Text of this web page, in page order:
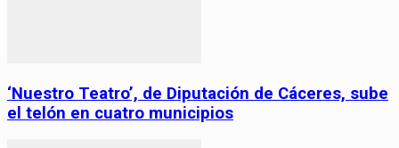
‘Nuestro Teatro’, de Diputación de Cáceres, sube
el telón en cuatro municipios